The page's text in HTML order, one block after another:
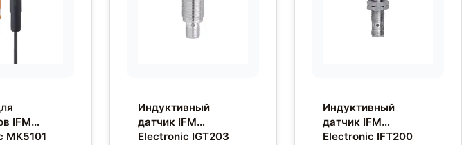
IFM
MK5101
Индуктивный
датчик IFM
Electronic IGT203
Индуктивный
датчик IFM
Electronic IFT200